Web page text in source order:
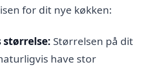
for dit nye køkken:
størrelse: Størrelsen på dit
have stor